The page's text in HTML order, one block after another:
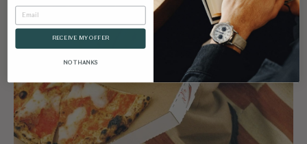
RECEIVE MY OFFER
NO THANKS